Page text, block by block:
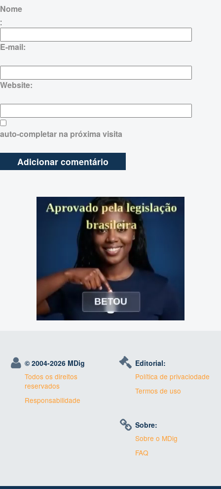
Nome
:
E-mail:
Website:
auto-completar na próxima visita
© 2004-2026 MDig
Todos os direitos
reservados
Responsabilidade
Editorial:
Política de privaciodade
Termos de uso
Sobre:
Sobre o MDig
FAQ